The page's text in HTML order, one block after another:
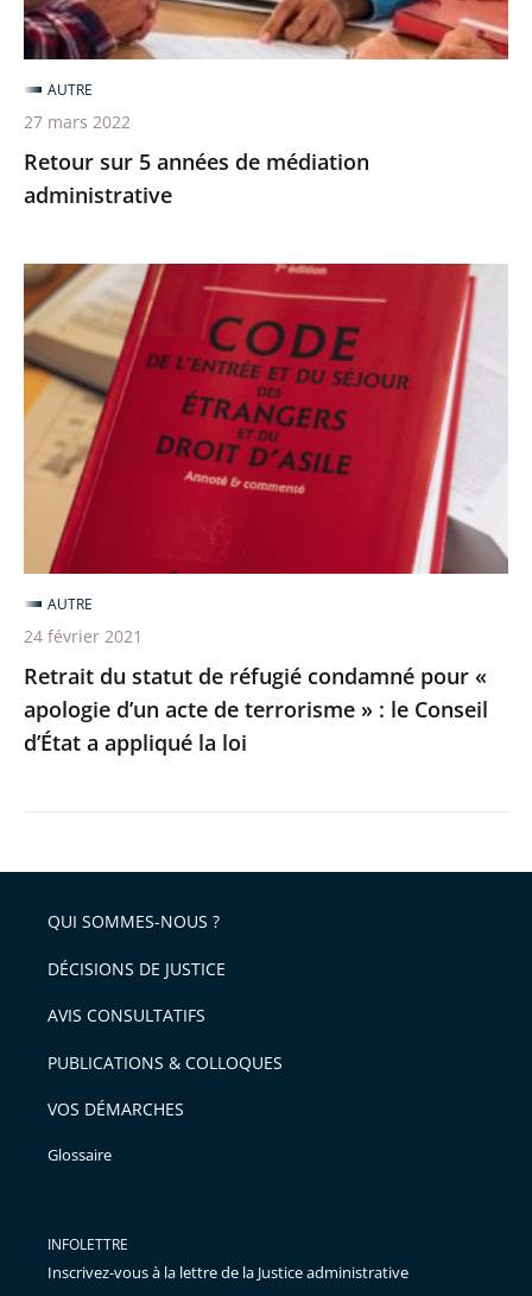
Retour sur 5 années de médiation
administrative
AUTRE
27 mars 2022
Retrait
du
statut
de
réfugié
condamné
pour
apologie
d’un
acte
de
terrorisme
»
:
a
appliqué
Retrait du statut de réfugié condamné pour «
apologie d’un acte de terrorisme » : le Conseil
d’État a appliqué la loi
AUTRE
24 février 2021
QUI SOMMES-NOUS ?
DÉCISIONS DE JUSTICE
AVIS CONSULTATIFS
PUBLICATIONS & COLLOQUES
VOS DÉMARCHES
Glossaire
INFOLETTRE
Inscrivez-vous à la lettre de la Justice administrative